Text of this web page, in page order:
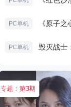
PC单机 《原子
PC单机
专题：第3期